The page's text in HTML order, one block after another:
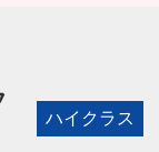
ハイクラス